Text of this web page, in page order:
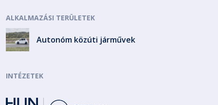
ALKALMAZÁSI TERÜLETEK
Autonóm közúti járművek
INTÉZETEK